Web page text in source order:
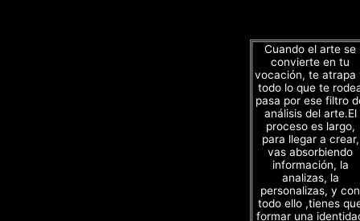
Cuando el arte se
convierte en tu
vocación, te atrapa
todo lo que te
pasa por ese filtro
análisis del arte.El
proceso es largo,
para llegar a crear,
vas absorbiendo
información, la
analizas, la
personalizas, y con
todo ello ,tienes
formar una